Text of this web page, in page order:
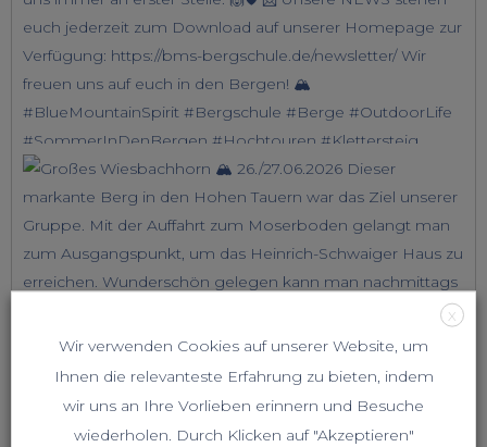
X
Wir verwenden Cookies auf unserer Website, um
Ihnen die relevanteste Erfahrung zu bieten, indem
wir uns an Ihre Vorlieben erinnern und Besuche
wiederholen. Durch Klicken auf "Akzeptieren"